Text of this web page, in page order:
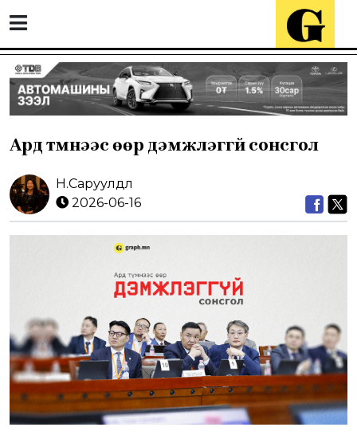
Ард түмнээс өөр дэмжлэггүй сонсгол
Н.Саруулдөл
2026-06-16